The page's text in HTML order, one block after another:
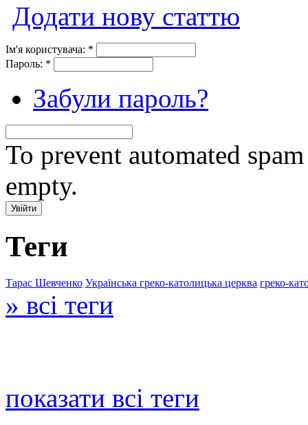
Додати нову статтю
Ім'я користувача: *
Пароль: *
Забули пароль?
To prevent automated
empty.
Теги
Тарас Шевченко Українська греко-католицька церква греко-
» всі теги
показати всі теги